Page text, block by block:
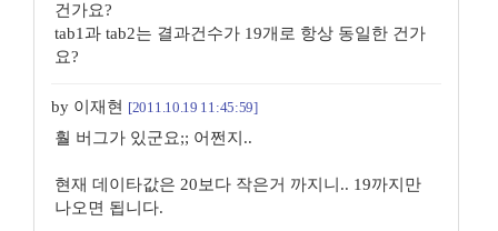
건가요?
tab1과 tab2는 결과건수가 19개로 항상 동일한 건가
요?
by 이재현 [2011.10.19 11:45:59]
훨 버그가 있군요;; 어쩐지..
현재 데이타값은 20보다 작은거 까지니.. 19까지만
나오면 됩니다.